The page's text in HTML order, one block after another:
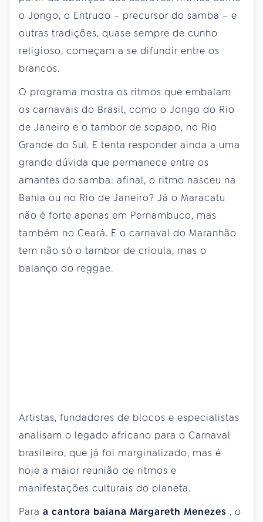
o Jongo, o Entrudo – precursor do samba – e
outras tradições, quase sempre de cunho
religioso, começam a se difundir entre os
brancos.
O programa mostra os ritmos que embalam
os carnavais do Brasil, como o Jongo do Rio
de Janeiro e o tambor de sopapo, no Rio
Grande do Sul. E tenta responder ainda a uma
grande dúvida que permanece entre os
amantes do samba: afinal, o ritmo nasceu na
Bahia ou no Rio de Janeiro? Já o Maracatu
não é forte apenas em Pernambuco, mas
também no Ceará. E o carnaval do Maranhão
tem não só o tambor de crioula, mas o
balanço do reggae.
Artistas, fundadores de blocos e especialistas
analisam o legado africano para o Carnaval
brasileiro, que já foi marginalizado, mas é
hoje a maior reunião de ritmos e
manifestações culturais do planeta.
Para a cantora baiana Margareth Menezes , o